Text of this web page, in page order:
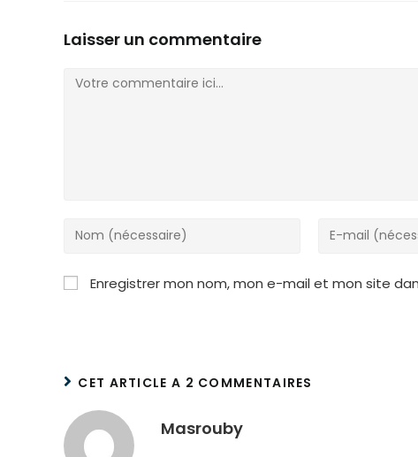
Laisser un commentaire
Comment
Enter
name
or
Enter
address
Enregistrer mon nom, mon e-mail et mon site
CET ARTICLE A 2 COMMENTAIRES
Masrouby